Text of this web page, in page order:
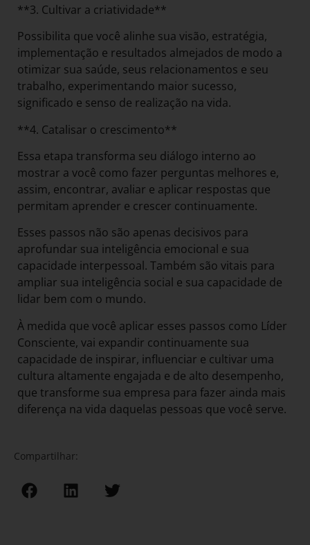
**3. Cultivar a criatividade**
Possibilita que você alinhe sua visão, estratégia,
implementação e resultados almejados de modo a
otimizar sua saúde, seus relacionamentos e seu
trabalho, experimentando maior sucesso,
significado e senso de realização na vida.
**4. Catalisar o crescimento**
Essa etapa transforma seu diálogo interno ao
mostrar a você como fazer perguntas melhores e,
assim, encontrar, avaliar e aplicar respostas que
permitam aprender e crescer continuamente.
Esses passos não são apenas decisivos para
aprofundar sua inteligência emocional e sua
capacidade interpessoal. Também são vitais para
ampliar sua inteligência social e sua capacidade de
lidar bem com o mundo.
À medida que você aplicar esses passos como Líder
Consciente, vai expandir continuamente sua
capacidade de inspirar, influenciar e cultivar uma
cultura altamente engajada e de alto desempenho,
que transforme sua empresa para fazer ainda mais
diferença na vida daquelas pessoas que você serve.
Compartilhar: